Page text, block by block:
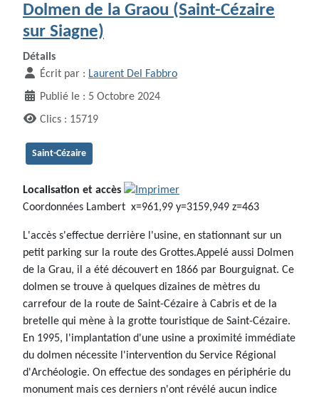
Dolmen de la Graou (Saint-Cézaire
sur Siagne)
Détails
Écrit par : Laurent Del Fabbro
Publié le : 5 Octobre 2024
Clics : 15719
Saint-Cézaire
Localisation et accès
Coordonnées Lambert x=961,99 y=3159,949 z=463
L'accès s'effectue derrière l'usine, en stationnant sur un
petit parking sur la route des Grottes.Appelé aussi Dolmen
de la Grau, il a été découvert en 1866 par Bourguignat. Ce
dolmen se trouve à quelques dizaines de mètres du
carrefour de la route de Saint-Cézaire à Cabris et de la
bretelle qui mène à la grotte touristique de Saint-Cézaire.
En 1995, l'implantation d'une usine a proximité immédiate
du dolmen nécessite l'intervention du Service Régional
d'Archéologie. On effectue des sondages en périphérie du
monument mais ces derniers n'ont révélé aucun indice